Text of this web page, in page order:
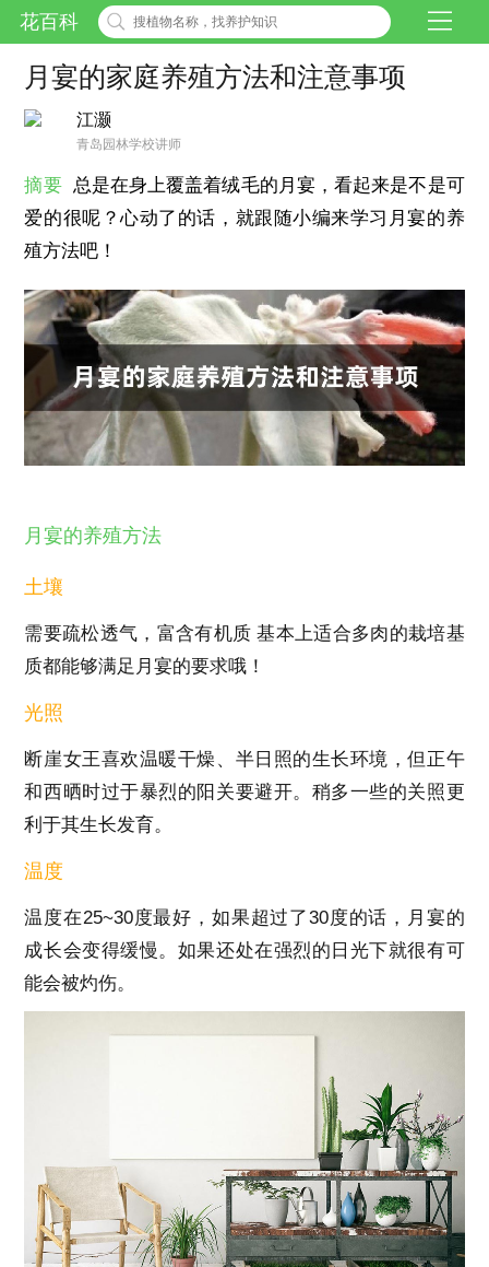
花百科
月宴的家庭养殖方法和注意事项
江灏
青岛园林学校讲师
摘要 总是在身上覆盖着绒毛的月宴，看起来是不是可
爱的很呢？心动了的话，就跟随小编来学习月宴的养
殖方法吧！
月宴的养殖方法
土壤
需要疏松透气，富含有机质 基本上适合多肉的栽培基
质都能够满足月宴的要求哦！
光照
断崖女王喜欢温暖干燥、半日照的生长环境，但正午
和西晒时过于暴烈的阳关要避开。稍多一些的关照更
利于其生长发育。
温度
温度在25~30度最好，如果超过了30度的话，月宴的
成长会变得缓慢。如果还处在强烈的日光下就很有可
能会被灼伤。